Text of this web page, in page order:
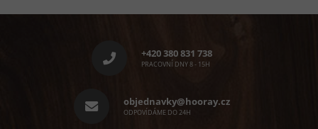
+420 380 831 738
PRACOVNÍ DNY 8 - 15H
objednavky@hooray.cz
ODPOVÍDÁME DO 24H